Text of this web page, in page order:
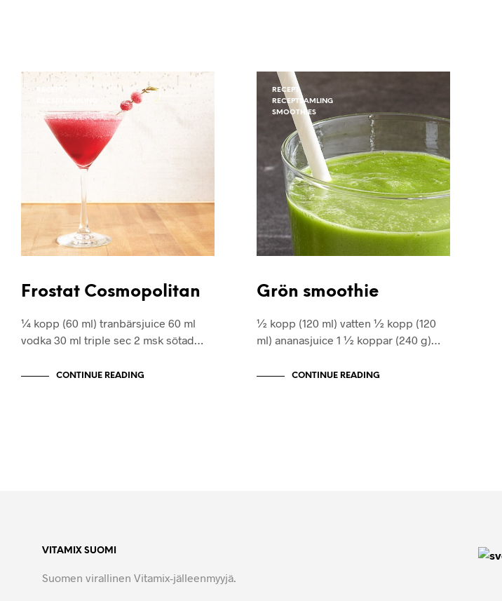
Frostat Cosmopolitan
¼ kopp (60 ml) tranbärsjuice 60 ml
vodka 30 ml triple sec 2 msk sötad…
CONTINUE READING
RECEPT
RECEPTSAMLING
SMOOTHIES
Grön smoothie
½ kopp (120 ml) vatten ½ kopp (120
ml) ananasjuice 1 ½ koppar (240 g)…
CONTINUE READING
VITAMIX SUOMI
Suomen virallinen Vitamix-jälleenmyyjä.